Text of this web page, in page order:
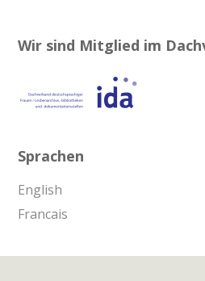
Wir sind Mitglied im
Sprachen
English
Francais